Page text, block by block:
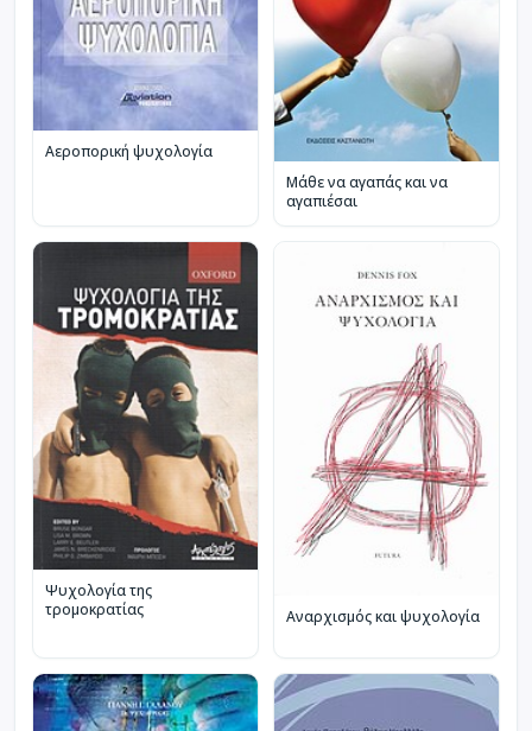
Αεροπορική ψυχολογία
Μάθε να αγαπάς και να
αγαπιέσαι
Ψυχολογία της
τρομοκρατίας
Αναρχισμός και ψυχολογία